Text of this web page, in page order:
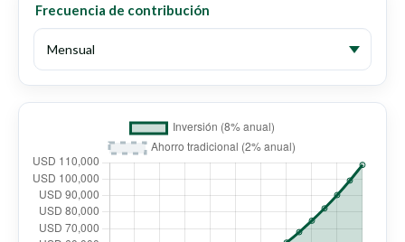
Frecuencia de contribución